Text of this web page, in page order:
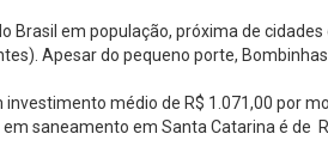
em população, próxima de
Apesar do pequeno porte,
médio de R$ 1.071,00 por
saneamento em Santa Catarina é de